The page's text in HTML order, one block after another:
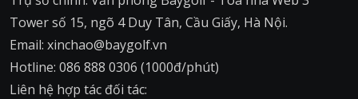
Tower số 15, ngõ 4 Duy Tân, Cầu Giấy, Hà Nội.
Email: xinchao@baygolf.vn
Hotline: 086 888 0306 (1000đ/phút)
Liên hệ hợp tác đối tác: